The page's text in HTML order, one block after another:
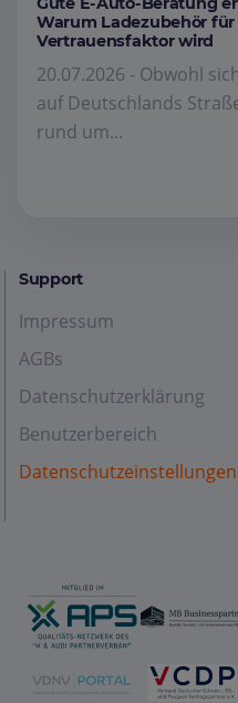
Warum Ladezubehör
Vertrauensfaktor wird
20.07.2026 - Obwohl
auf Deutschlands
rund um...
Support
Impressum
AGBs
Datenschutzerklärung
Benutzerbereich
Datenschutzeinstellungen